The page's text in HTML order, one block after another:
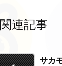
関連記事
サカ